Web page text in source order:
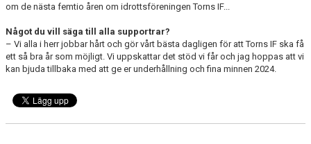
om de nästa femtio åren om idrottsföreningen Torns IF...
Något du vill säga till alla supportrar?
– Vi alla i herr jobbar hårt och gör vårt bästa dagligen för att Torns IF ska få
ett så bra år som möjligt. Vi uppskattar det stöd vi får och jag hoppas att vi
kan bjuda tillbaka med att ge er underhållning och fina minnen 2024.